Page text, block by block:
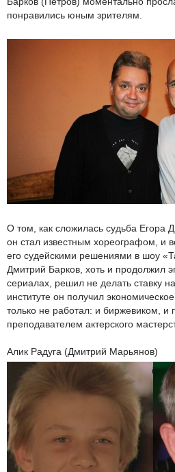
понравились юным зрителям.
О том, как сложилась судьба Егора
он стал известным хореографом, и
его судейскими решениями в шоу
Дмитрий Барков, хоть и продолжил
сериалах, решил не делать ставку
институте он получил
только не работал: и биржевиком,
преподавателем актерского
Алик Радуга (Дмитрий Марьянов)